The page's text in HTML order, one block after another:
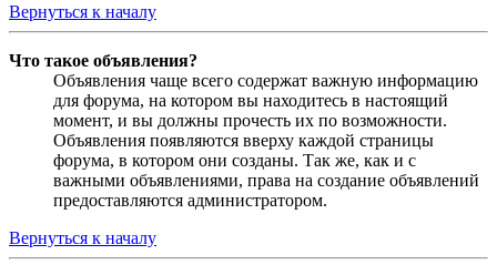
Вернуться к началу
Что такое объявления?
Объявления чаще всего содержат важную информацию
для форума, на котором вы находитесь в настоящий
момент, и вы должны прочесть их по возможности.
Объявления появляются вверху каждой страницы
форума, в котором они созданы. Так же, как и с
важными объявлениями, права на создание объявлений
предоставляются администратором.
Вернуться к началу